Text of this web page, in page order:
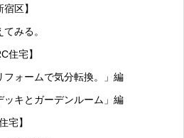
区】
みる。
住宅】
ォームで気分転換。」編
キとガーデンルーム」編
宅】